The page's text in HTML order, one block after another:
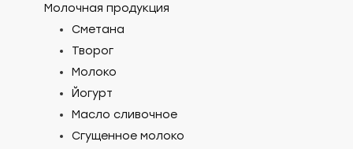
Молочная продукция
Сметана
Творог
Молоко
Йогурт
Масло сливочное
Сгущенное молоко